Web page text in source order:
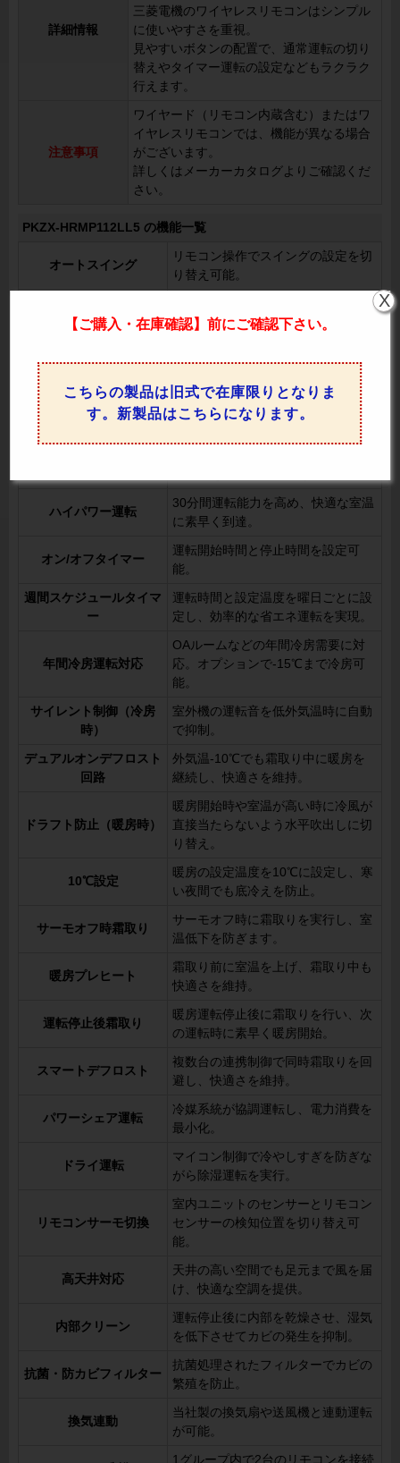
詳細情報
三菱電機のワイヤレスリモコンはシンプル
に使いやすさを重視。
見やすいボタンの配置で、通常運転の切り
替えやタイマー運転の設定などもラクラク
行えます。
注意事項
ワイヤード（リモコン内蔵含む）またはワ
イヤレスリモコンでは、機能が異なる場合
がございます。
詳しくはメーカーカタログよりご確認くだ
さい。
PKZX-HRMP112LL5 の機能一覧
オートスイング
リモコン操作でスイングの設定を切
り替え可能。
左右風向切換 リモコンで左右の風向を変更可能。
室温や設定温度に応じてファンの回
冷暖自動運転
室温に応じて冷房または暖房を自動
ハイパワー運転
30分間運転能力を高め、快適な室温
に素早く到達。
オン/オフタイマー
運転開始時間と停止時間を設定可
能。
週間スケジュールタイマ
ー
運転時間と設定温度を曜日ごとに設
定し、効率的な省エネ運転を実現。
年間冷房運転対応
OAルームなどの年間冷房需要に対
応。オプションで-15℃まで冷房可
能。
サイレント制御（冷房
時）
室外機の運転音を低外気温時に自動
で抑制。
デュアルオンデフロスト
回路
外気温-10℃でも霜取り中に暖房を
継続し、快適さを維持。
ドラフト防止（暖房時）
暖房開始時や室温が高い時に冷風が
直接当たらないよう水平吹出しに切
り替え。
10℃設定
暖房の設定温度を10℃に設定し、寒
い夜間でも底冷えを防止。
サーモオフ時霜取り
サーモオフ時に霜取りを実行し、室
温低下を防ぎます。
暖房プレヒート
霜取り前に室温を上げ、霜取り中も
快適さを維持。
運転停止後霜取り
暖房運転停止後に霜取りを行い、次
の運転時に素早く暖房開始。
スマートデフロスト
複数台の連携制御で同時霜取りを回
避し、快適さを維持。
パワーシェア運転
冷媒系統が協調運転し、電力消費を
最小化。
ドライ運転
マイコン制御で冷やしすぎを防ぎな
がら除湿運転を実行。
リモコンサーモ切換
室内ユニットのセンサーとリモコン
センサーの検知位置を切り替え可
能。
高天井対応
天井の高い空間でも足元まで風を届
け、快適な空調を提供。
内部クリーン
運転停止後に内部を乾燥させ、湿気
を低下させてカビの発生を抑制。
抗菌・防カビフィルター
抗菌処理されたフィルターでカビの
繁殖を防止。
換気連動
当社製の換気扇や送風機と連動運転
が可能。
1グループ内で2台のリモコンを接続
【ご購入・在庫確認】前にご確認下さい。
こちらの製品は旧式で在庫限りとなりま
す。新製品はこちらになります。
X